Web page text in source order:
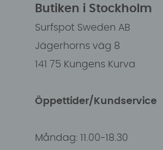
Butiken i Stockholm
Surfspot Sweden AB
Jägerhorns väg 8
141 75 Kungens Kurva
Öppettider/Kundservice
Måndag: 11.00-18.30